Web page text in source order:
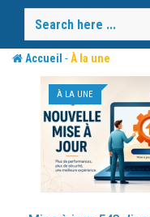
content
Accueil -À la une
À LA UNE